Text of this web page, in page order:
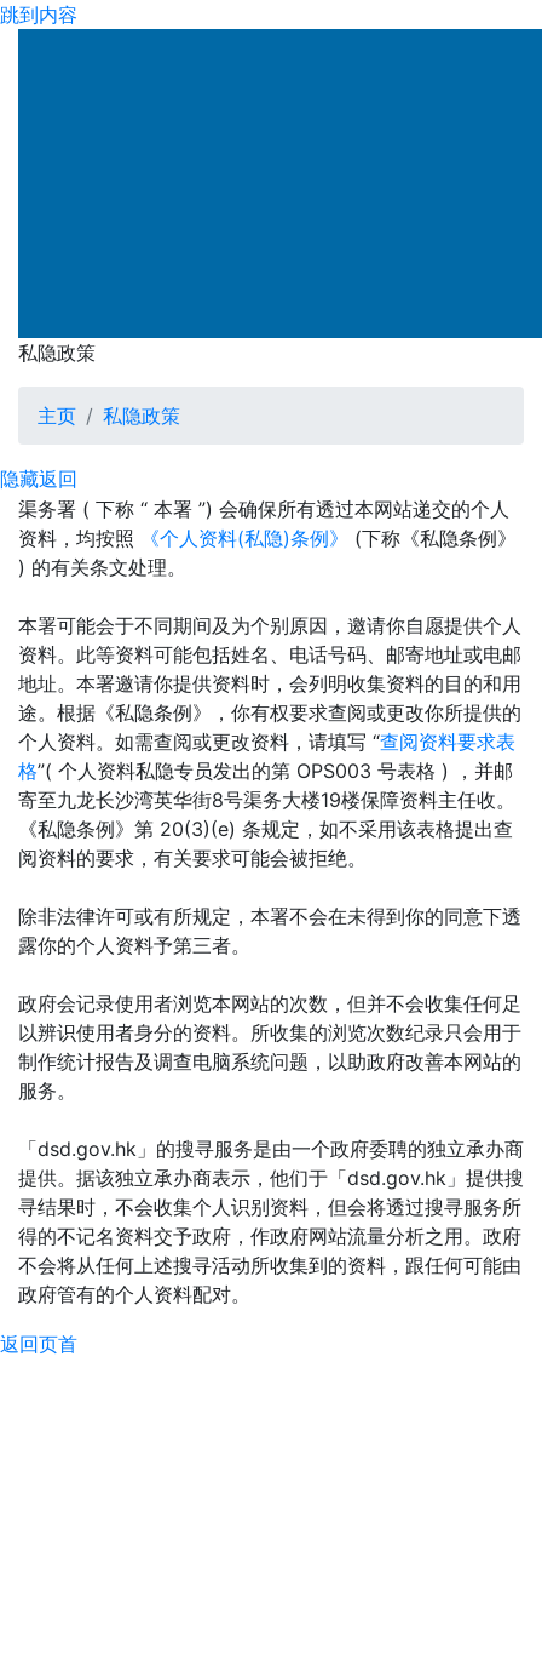
跳到内容
私隐政策
私隐政策
主页 私隐政策
隐藏返回
渠务署 ( 下称 “ 本署 ”) 会确保所有透过本网站递交的个人
资料，均按照
《个人资料(私隐)条例》
(下称《私隐条例》
) 的有关条文处理。
本署可能会于不同期间及为个别原因，邀请你自愿提供个人
资料。此等资料可能包括姓名、电话号码、邮寄地址或电邮
地址。本署邀请你提供资料时，会列明收集资料的目的和用
途。根据《私隐条例》，你有权要求查阅或更改你所提供的
个人资料。如需查阅或更改资料，请填写 “查阅资料要求表
格”( 个人资料私隐专员发出的第 OPS003 号表格 ) ，并邮
寄至九龙长沙湾英华街8号渠务大楼19楼保障资料主任收。
《私隐条例》第 20(3)(e) 条规定，如不采用该表格提出查
阅资料的要求，有关要求可能会被拒绝。
除非法律许可或有所规定，本署不会在未得到你的同意下透
露你的个人资料予第三者。
政府会记录使用者浏览本网站的次数，但并不会收集任何足
以辨识使用者身分的资料。所收集的浏览次数纪录只会用于
制作统计报告及调查电脑系统问题，以助政府改善本网站的
服务。
「dsd.gov.hk」的搜寻服务是由一个政府委聘的独立承办商
提供。据该独立承办商表示，他们于「dsd.gov.hk」提供搜
寻结果时，不会收集个人识别资料，但会将透过搜寻服务所
得的不记名资料交予政府，作政府网站流量分析之用。政府
不会将从任何上述搜寻活动所收集到的资料，跟任何可能由
政府管有的个人资料配对。
返回页首